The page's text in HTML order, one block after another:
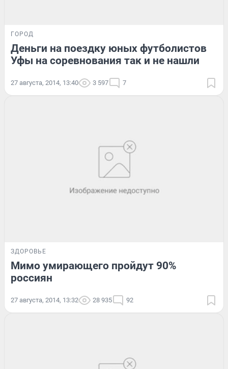
ГОРОД
Деньги на поездку юных футболистов
Уфы на соревнования так и не нашли
27 августа, 2014, 13:40 3 597 7
ЗДОРОВЬЕ
Мимо умирающего пройдут 90%
россиян
27 августа, 2014, 13:32 28 935 92